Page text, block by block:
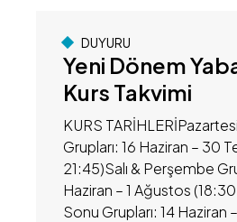
DUYURU
Yeni Dönem
Kurs Takvimi
KURS
Grupları: 16 Haziran – 30
21:45)Salı & Perşembe
Haziran – 1 Ağustos
Sonu Grupları: 14 Haziran